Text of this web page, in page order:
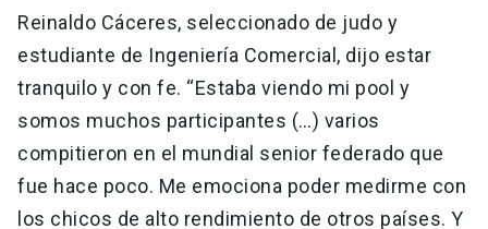
Reinaldo Cáceres, seleccionado de judo y
estudiante de Ingeniería Comercial, dijo estar
tranquilo y con fe. “Estaba viendo mi pool y
somos muchos participantes (…) varios
compitieron en el mundial senior federado que
fue hace poco. Me emociona poder medirme con
los chicos de alto rendimiento de otros países. Y